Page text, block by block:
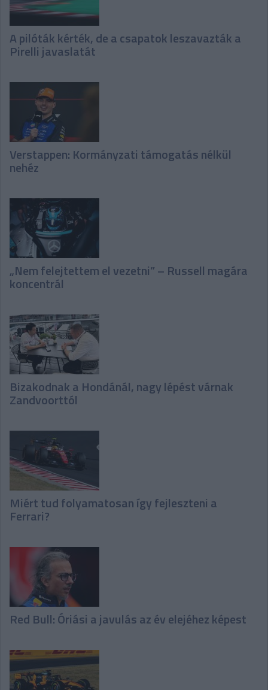
A pilóták kérték, de a csapatok leszavazták a
Pirelli javaslatát
Verstappen: Kormányzati támogatás nélkül
nehéz
„Nem felejtettem el vezetni” – Russell magára
koncentrál
Bizakodnak a Hondánál, nagy lépést várnak
Zandvoorttól
Miért tud folyamatosan így fejleszteni a
Ferrari?
Red Bull: Óriási a javulás az év elejéhez képest